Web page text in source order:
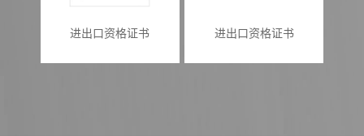
进出口资格证书 进出口资格证书